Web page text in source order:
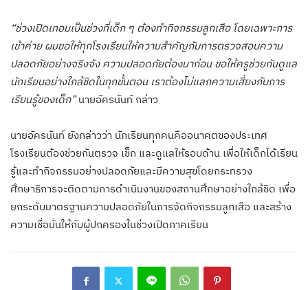
“ช่วงเปิดเทอมเป็นช่วงที่เด็ก ๆ ต้องทำกิจกรรมลูกเสือ โดยเฉพาะการ
เข้าค่าย ผมขอให้ทุกโรงเรียนให้ความสำคัญกับการตรวจสอบความ
ปลอดภัยอย่างจริงจัง ความปลอดภัยต้องมาก่อน ขอให้ครูช่วยกันดูแล
นักเรียนอย่างใกล้ชิดในทุกขั้นตอน เราต้องไม่แลกความเสี่ยงกับการ
เรียนรู้ของเด็ก”นายอัครนันท์ กล่าว
นายอัครนันท์ ยังกล่าวว่า นักเรียนทุกคนคืออนาคตของประเทศ
โรงเรียนต้องช่วยกันตรวจ เช็ก และดูแลให้รอบด้าน เพื่อให้เด็กได้เรียน
รู้และทำกิจกรรมอย่างปลอดภัยและมีความสุขโดยกระทรวง
ศึกษาธิการจะติดตามการดำเนินงานของสถานศึกษาอย่างใกล้ชิด เพื่อ
ยกระดับมาตรฐานความปลอดภัยในการจัดกิจกรรมลูกเสือ และสร้าง
ความเชื่อมั่นให้กับผู้ปกครองในช่วงเปิดภาคเรียน